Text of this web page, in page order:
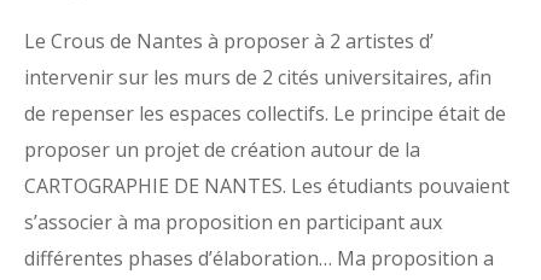
Le Crous de Nantes à proposer à 2 artistes d’
intervenir sur les murs de 2 cités universitaires, afin
de repenser les espaces collectifs. Le principe était de
proposer un projet de création autour de la
CARTOGRAPHIE DE NANTES. Les étudiants pouvaient
s’associer à ma proposition en participant aux
différentes phases d’élaboration… Ma proposition a